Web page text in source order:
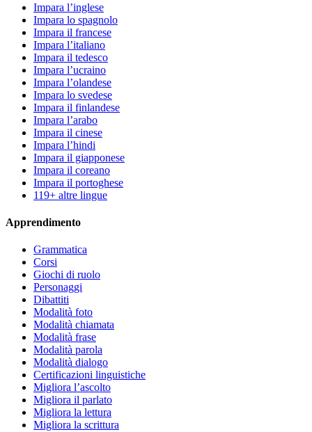
Impara l’inglese
Impara lo spagnolo
Impara il francese
Impara l’italiano
Impara il tedesco
Impara l’ucraino
Impara l’olandese
Impara lo svedese
Impara il finlandese
Impara l’arabo
Impara il cinese
Impara l’hindi
Impara il giapponese
Impara il coreano
Impara il portoghese
119+ altre lingue
Apprendimento
Grammatica
Corsi
Giochi di ruolo
Personaggi
Dibattiti
Modalità foto
Modalità chiamata
Modalità frase
Modalità parola
Modalità dialogo
Certificazioni linguistiche
Migliora l’ascolto
Migliora il parlato
Migliora la lettura
Migliora la scrittura